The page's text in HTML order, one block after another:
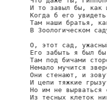
И то завыл бы, как
Когда б его
Там наши братья,
В Зоологическом
О, этот сад,
Его забыть я был
Там под бичами
Немало мучится
Они стенают, и
И цепи тяжкие
Но им не вырваться
Из тесных клеток